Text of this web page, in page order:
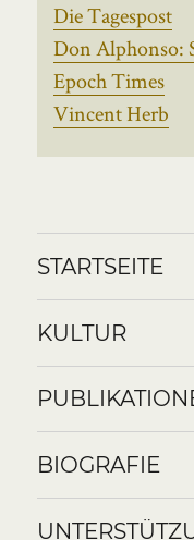
Die Tagespost
Don Alphonso:
Epoch Times
Vincent Herb
STARTSEITE
KULTUR
BIOGRAFIE